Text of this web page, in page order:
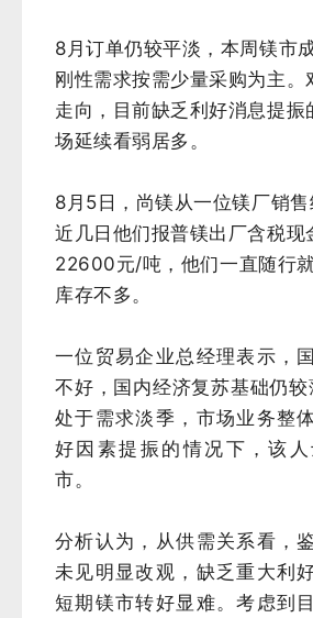
8月订单仍较平淡，本周镁市
刚性需求按需少量采购为主。
走向，目前缺乏利好消息提振
场延续看弱居多。
8月5日，尚镁从一位镁厂销售
近几日他们报普镁出厂含税现
22600元/吨，他们一直随行
库存不多。
一位贸易企业总经理表示，
不好，国内经济复苏基础仍较
处于需求淡季，市场业务整
好因素提振的情况下，该
市。
分析认为，从供需关系看，
未见明显改观，缺乏重大利
短期镁市转好显难。考虑到